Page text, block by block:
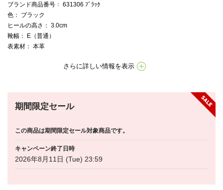
ブランド商品番号 ： 631306 ﾌﾞﾗｯｸ
色 ： ブラック
ヒールの高さ ： 3.0cm
靴幅 ： E（普通）
表素材 ： 本革
さらに詳しい情報を表示
期間限定セール
この商品は期間限定セール対象商品です。
キャンペーン終了日時
2026年8月11日 (Tue) 23:59